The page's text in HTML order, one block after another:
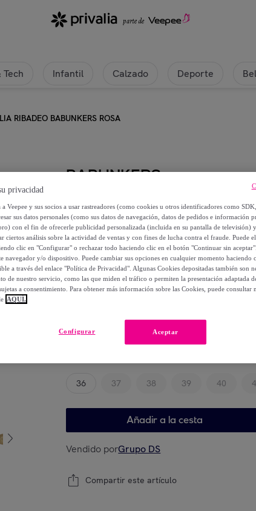
Tech Infantil Calzado Deporte
RIBADEO BABUNKERS ROSA
BABUNKERS
SANDALIA RIBADEO
39,90 €
67,90 €
-41 %
Elige tu modelo
36 37 38 39 40
Añadir a la cesta
Vendido porGrupo DS
Compartir este artículo
privacidad
Veepee y sus socios a usar rastreadores (como cookies u otros identificadores como
sus datos personales (como sus datos de navegación, datos de pedidos e información
con el fin de ofrecerle publicidad personalizada (incluida en su pantalla de televisión)
ciertos análisis sobre la actividad de ventas y con fines de lucha contra el fraude. Puede
clic en "Configurar" o rechazar todo haciendo clic en el botón "Continuar sin
navegador y/o dispositivo. Puede cambiar sus opciones en cualquier momento haciendo
a través del enlace "Política de Privacidad". Algunas Cookies depositadas también son
de nuestro servicio, como las que miden el tráfico o permiten la presentación adaptada
a consentimiento. Para obtener más información sobre las Cookies, puede consultar
AQUÍ.
Aceptar
Configurar